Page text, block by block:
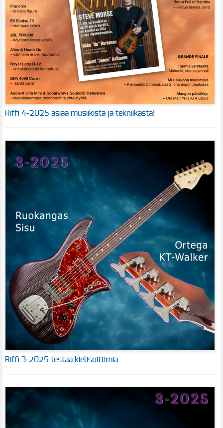
Riffi 4-2025 asiaa musiikista ja tekniikasta!
Riffi 3-2025 testaa kielisoittimia